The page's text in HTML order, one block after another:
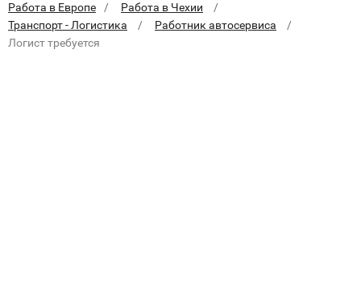
Работа в Европе
Работа в Чехии
Транспорт - Логистика
Работник автосервиса
Логист требуется